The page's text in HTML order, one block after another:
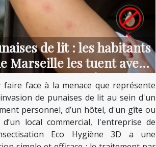
de lit : les habitants
Marseille les tuent avec
traitement spécifique !
faire face à la menace que représente
de punaises de lit au sein d'un
personnel, d’un hôtel, d'un gîte ou
d’un local commercial, l'entreprise de
Eco Hygiène 3D a une